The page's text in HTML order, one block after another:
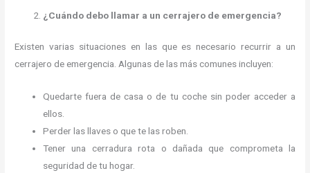
¿Cuándo debo llamar a un cerrajero de emergencia?
Existen varias situaciones en las que es necesario recurrir a un
cerrajero de emergencia. Algunas de las más comunes incluyen:
Quedarte fuera de casa o de tu coche sin poder acceder a
ellos.
Perder las llaves o que te las roben.
Tener una cerradura rota o dañada que comprometa la
seguridad de tu hogar.